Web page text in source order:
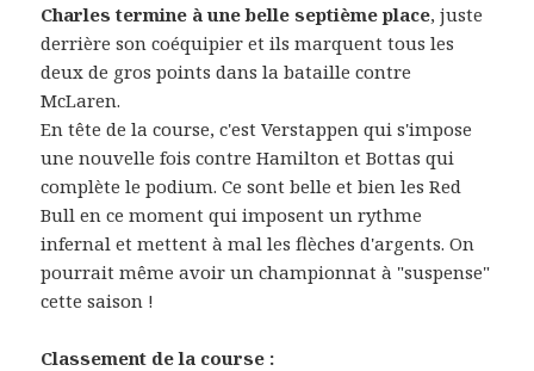
Charles termine à une belle septième place, juste
derrière son coéquipier et ils marquent tous les
deux de gros points dans la bataille contre
McLaren.
En tête de la course, c'est Verstappen qui s'impose
une nouvelle fois contre Hamilton et Bottas qui
complète le podium. Ce sont belle et bien les Red
Bull en ce moment qui imposent un rythme
infernal et mettent à mal les flèches d'argents. On
pourrait même avoir un championnat à "suspense"
cette saison !
Classement de la course :